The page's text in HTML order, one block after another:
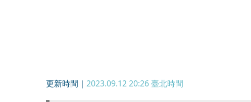
更新時間｜ 2023.09.12 20:26臺北時間